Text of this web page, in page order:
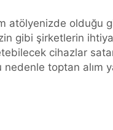
atölyenizde
gibi şirketlerin
cihazlar
toptan alım